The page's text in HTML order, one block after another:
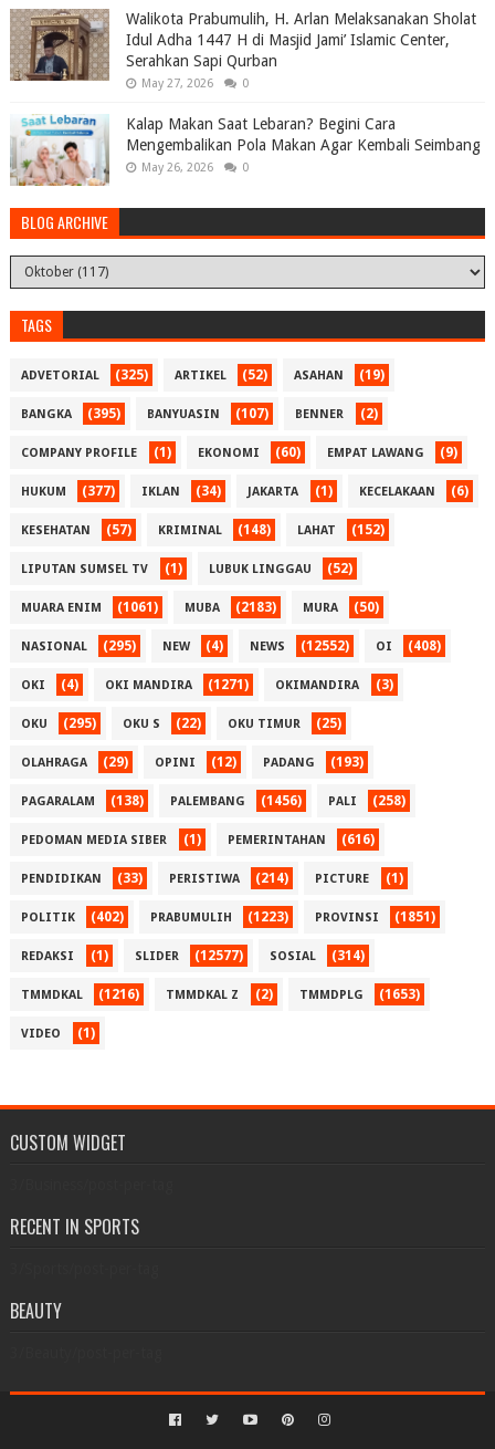
Walikota Prabumulih, H. Arlan Melaksanakan Sholat
Idul Adha 1447 H di Masjid Jami’ Islamic Center,
Serahkan Sapi Qurban
May 27, 2026 0
Kalap Makan Saat Lebaran? Begini Cara
Mengembalikan Pola Makan Agar Kembali Seimbang
May 26, 2026 0
BLOG ARCHIVE
TAGS
ADVETORIAL (325) ARTIKEL (52) ASAHAN (19)
BANGKA (395) BANYUASIN (107) BENNER (2)
COMPANY PROFILE (1) EKONOMI (60) EMPAT LAWANG (9)
HUKUM (377) IKLAN (34) JAKARTA (1) KECELAKAAN (6)
KESEHATAN (57) KRIMINAL (148) LAHAT (152)
LIPUTAN SUMSEL TV (1) LUBUK LINGGAU (52)
MUARA ENIM (1061) MUBA (2183) MURA (50)
NASIONAL (295) NEW (4) NEWS (12552) OI (408)
OKI (4) OKI MANDIRA (1271) OKIMANDIRA (3)
OKU (295) OKU S (22) OKU TIMUR (25)
OLAHRAGA (29) OPINI (12) PADANG (193)
PAGARALAM (138) PALEMBANG (1456) PALI (258)
PEDOMAN MEDIA SIBER (1) PEMERINTAHAN (616)
PENDIDIKAN (33) PERISTIWA (214) PICTURE (1)
POLITIK (402) PRABUMULIH (1223) PROVINSI (1851)
REDAKSI (1) SLIDER (12577) SOSIAL (314)
TMMDKAL (1216) TMMDKAL Z (2) TMMDPLG (1653)
VIDEO (1)
CUSTOM WIDGET
RECENT IN SPORTS
BEAUTY